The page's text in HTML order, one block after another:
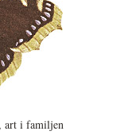
art i familjen